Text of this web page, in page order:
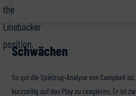
the
Linebacker
position.
Schwächen
So gut die Spielzug-Analyse von Campbell
kurzzeitig auf das Play zu reagieren. Er ist